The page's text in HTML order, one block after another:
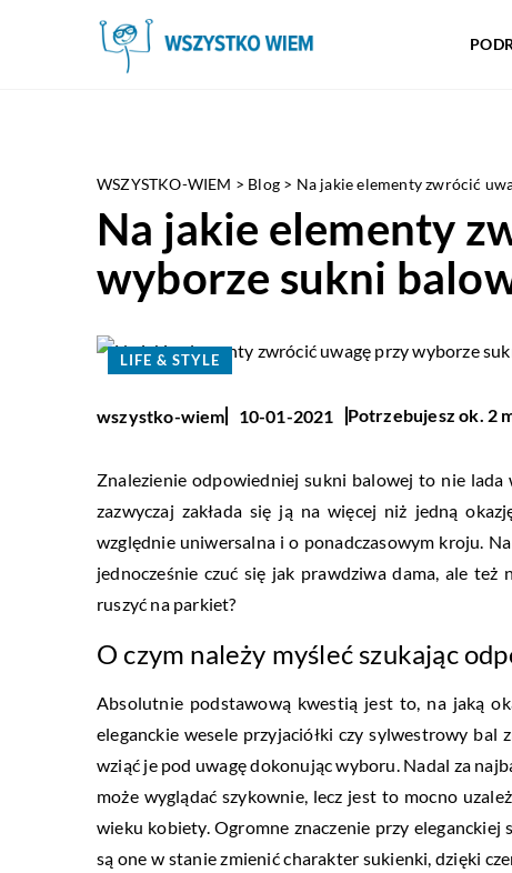
WSZYSTKO-WIEM > Blog > Na jakie elementy zwrócić
Na jakie elementy
wyborze sukni
LIFE & STYLE
wszystko-wiem 10-01-2021 Potrzebujesz ok. 2
Znalezienie odpowiedniej sukni balowej to nie
zazwyczaj zakłada się ją na więcej niż jedną
względnie uniwersalna i o ponadczasowym kroju.
jednocześnie czuć się jak prawdziwa dama, ale
ruszyć na parkiet?
O czym należy myśleć szukając
Absolutnie podstawową kwestią jest to, na jaką
eleganckie wesele przyjaciółki czy sylwestrowy
wziąć je pod uwagę dokonując wyboru. Nadal za
może wyglądać szykownie, lecz jest to mocno
wieku kobiety. Ogromne znaczenie przy
są one w stanie zmienić charakter sukienki, dzięki